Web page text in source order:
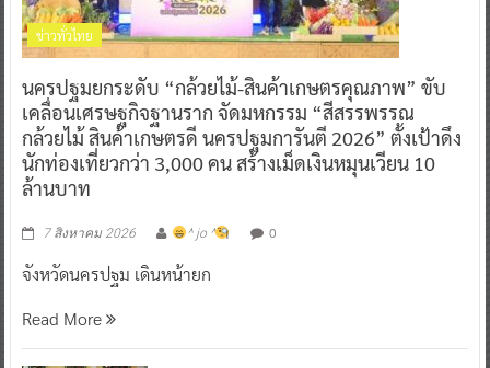
ข่าวทั่วไทย
นครปฐมยกระดับ “กล้วยไม้-สินค้าเกษตรคุณภาพ” ขับ
เคลื่อนเศรษฐกิจฐานราก จัดมหกรรม “สีสรรพรรณ
กล้วยไม้ สินค้าเกษตรดี นครปฐมการันตี 2026” ตั้งเป้าดึง
นักท่องเที่ยวกว่า 3,000 คน สร้างเม็ดเงินหมุนเวียน 10
ล้านบาท
7 สิงหาคม 2026 ^ jo ^ 0
จังหวัดนครปฐม เดินหน้ายก
Read More